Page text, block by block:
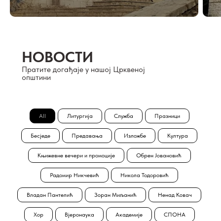
НОВОСТИ
Пратите догађаје у нашој Црквеној
општини
All Литургија Служба Празници
Бесjеде Предавања Изложбе Култура
Књижевне вечери и промоције Обрен Јовановић
Радомир Никчевић Никола Тодоровић
Владан Пантелић Зоран Миљанић Ненад Ковач
Хор Вјеронаука Академије СПОНА